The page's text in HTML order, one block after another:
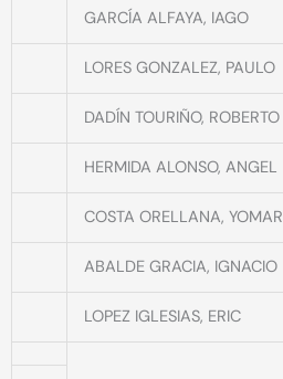
GARCÍA ALFAYA, IAGO
LORES GONZALEZ, PAULO
DADÍN TOURIÑO, ROBERTO
HERMIDA ALONSO, ANGEL
COSTA ORELLANA, YOMAR
ABALDE GRACIA, IGNACIO
LOPEZ IGLESIAS, ERIC